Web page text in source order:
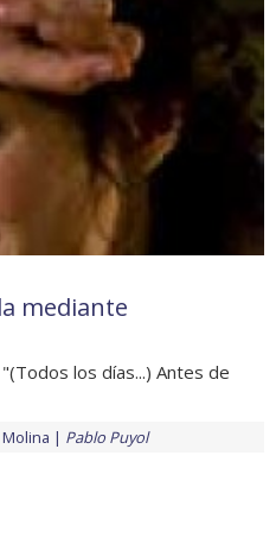
mediante
los días...) Antes de
Pablo Puyol